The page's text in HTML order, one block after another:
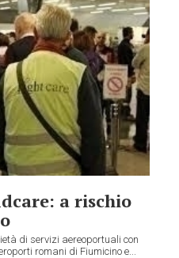
a rischio
di servizi aereoportuali con
romani di Fiumicino e...